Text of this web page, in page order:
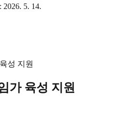
2026. 5. 14.
성 지원
가 육성 지원